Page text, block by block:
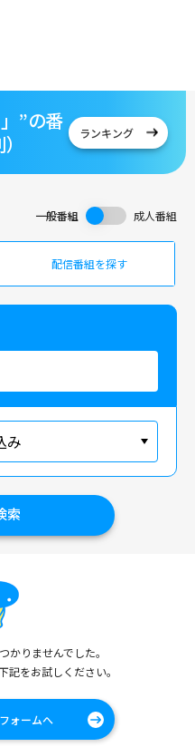
”の番
ランキング
一般番組 成人番組
配信番組を探す
み
索
かりませんでした。
記をお試しください。
ォームへ